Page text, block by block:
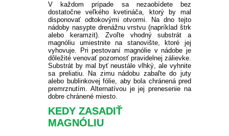
V každom prípade sa nezaobídete bez
dostatočne veľkého kvetináča, ktorý by mal
disponovať odtokovými otvormi. Na dno tejto
nádoby nasypte drenážnu vrstvu (napríklad štrk
alebo keramzit). Zvoľte vhodný substrát a
magnóliu umiestnite na stanovište, ktoré jej
vyhovuje. Pri pestovaní magnólie v nádobe je
dôležité venovať pozornosť pravidelnej zálievke.
Substrát by mal byť neustále vlhký, ale vyhnite
sa preliatiu. Na zimu nádobu zabaľte do juty
alebo bublinkovej fólie, aby bola chránená pred
premrznutím. Alternatívou je jej prenesenie na
dobre chránené miesto.
KEDY ZASADIŤ
MAGNÓLIU